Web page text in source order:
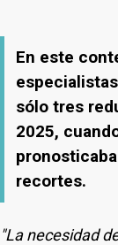
En este
sólo tres
2025,
recortes.
"La necesidad